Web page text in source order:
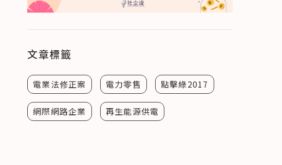
文章標籤
電業法修正案 電力零售 點擊綠2017
網際網路企業 再生能源供電